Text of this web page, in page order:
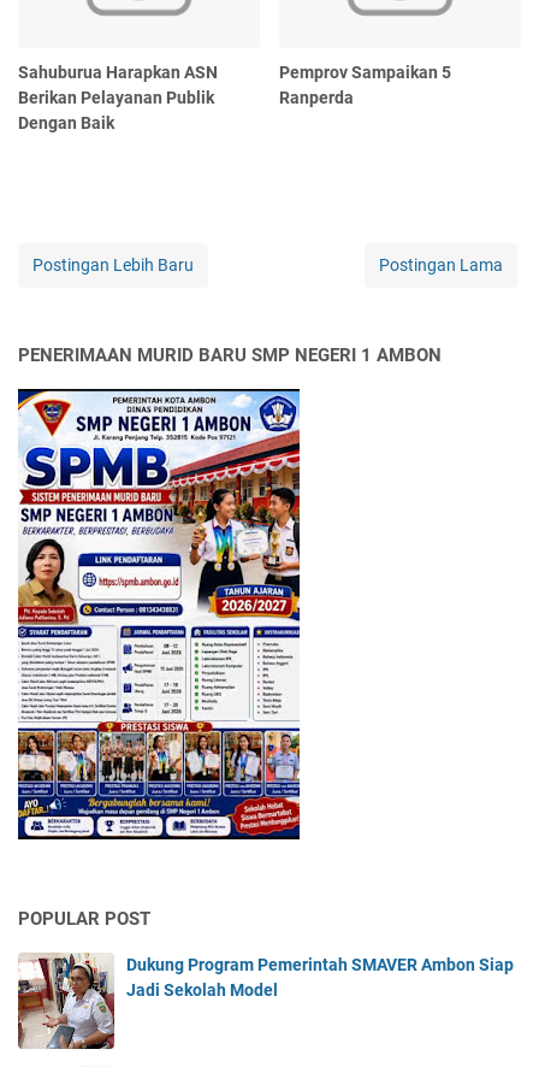
Sahuburua Harapkan ASN
Berikan Pelayanan Publik
Dengan Baik
Pemprov Sampaikan 5
Ranperda
Postingan Lebih Baru Postingan Lama
PENERIMAAN MURID BARU SMP NEGERI 1 AMBON
POPULAR POST
Dukung Program Pemerintah SMAVER Ambon Siap
Jadi Sekolah Model